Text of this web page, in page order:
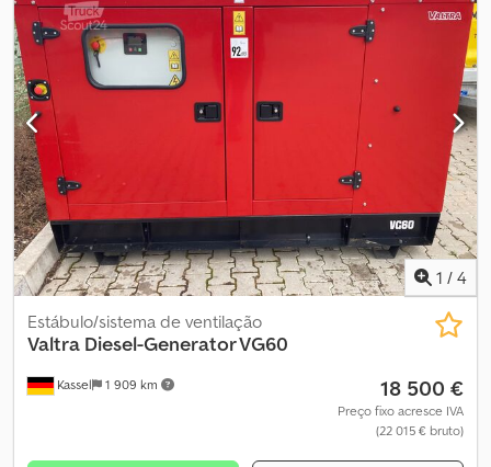
1 / 4
Kassel 1 909 km
Estábulo/sistema de ventilação
Valtra Diesel-Generator VG60
18 500 €
Preço fixo acresce IVA
(22 015 € bruto)